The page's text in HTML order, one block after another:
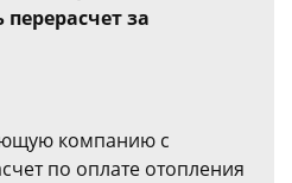
за
компанию с
по оплате отопления